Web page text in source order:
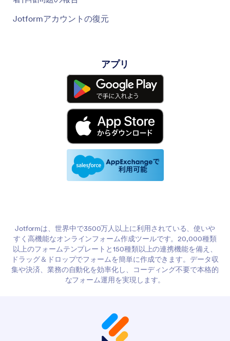
Jotformアカウントの復元
アプリ
Jotformは、世界中で3500万人以上に利用されている、使いや
すく高機能なオンラインフォーム作成ツールです。20,000種類
以上のフォームテンプレートと150種類以上の連携機能を備え、
ドラッグ＆ドロップでフォームを簡単に作成できます。データ収
集や決済、業務の自動化を効率化し、コーディング不要で本格的
なフォーム運用を実現します。